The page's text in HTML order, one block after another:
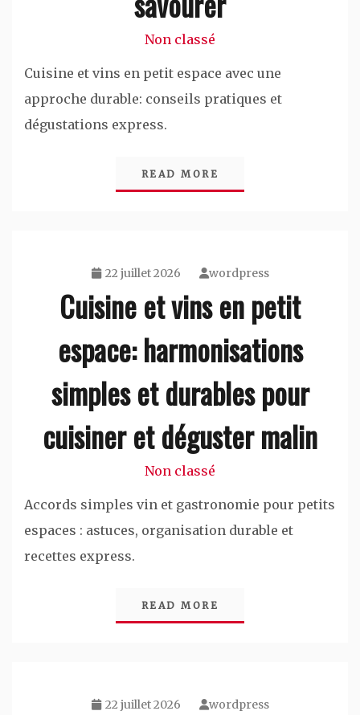
Non classé
Cuisine et vins en petit espace avec une
approche durable: conseils pratiques et
dégustations express.
READ MORE
22 juillet 2026 wordpress
Cuisine et vins en petit
espace: harmonisations
simples et durables pour
cuisiner et déguster malin
Non classé
Accords simples vin et gastronomie pour petits
espaces : astuces, organisation durable et
recettes express.
READ MORE
22 juillet 2026 wordpress